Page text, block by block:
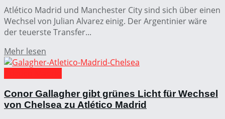
Atlético Madrid und Manchester City sind sich über einen
Wechsel von Julian Alvarez einig. Der Argentinier wäre
der teuerste Transfer...
Mehr lesen
Conor Gallagher gibt grünes Licht für Wechsel
von Chelsea zu Atlético Madrid